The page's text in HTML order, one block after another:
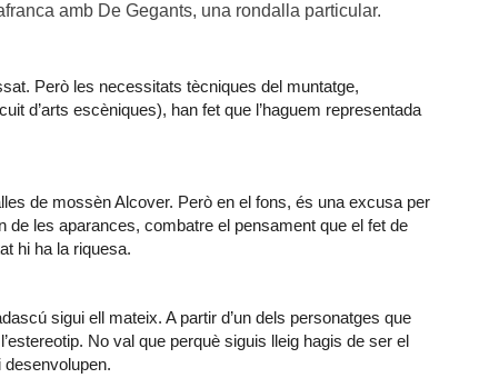
amb De Gegants, una rondalla particular.
Però les necessitats tècniques del muntatge,
d’arts escèniques), han fet que l’haguem representada
de mossèn Alcover. Però en el fons, és una excusa per
les aparances, combatre el pensament que el fet de
hi ha la riquesa.
sigui ell mateix. A partir d’un dels personatges que
No val que perquè siguis lleig hagis de ser el
desenvolupen.